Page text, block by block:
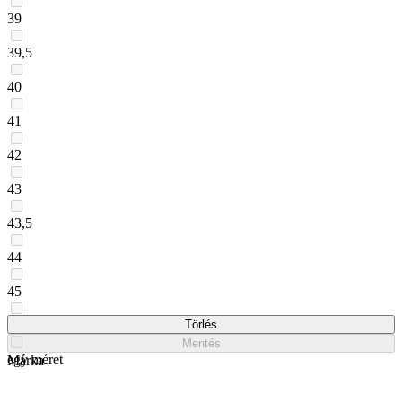
39
39,5
40
41
42
43
43,5
44
45
egy méret
Törlés
Mentés
Márka